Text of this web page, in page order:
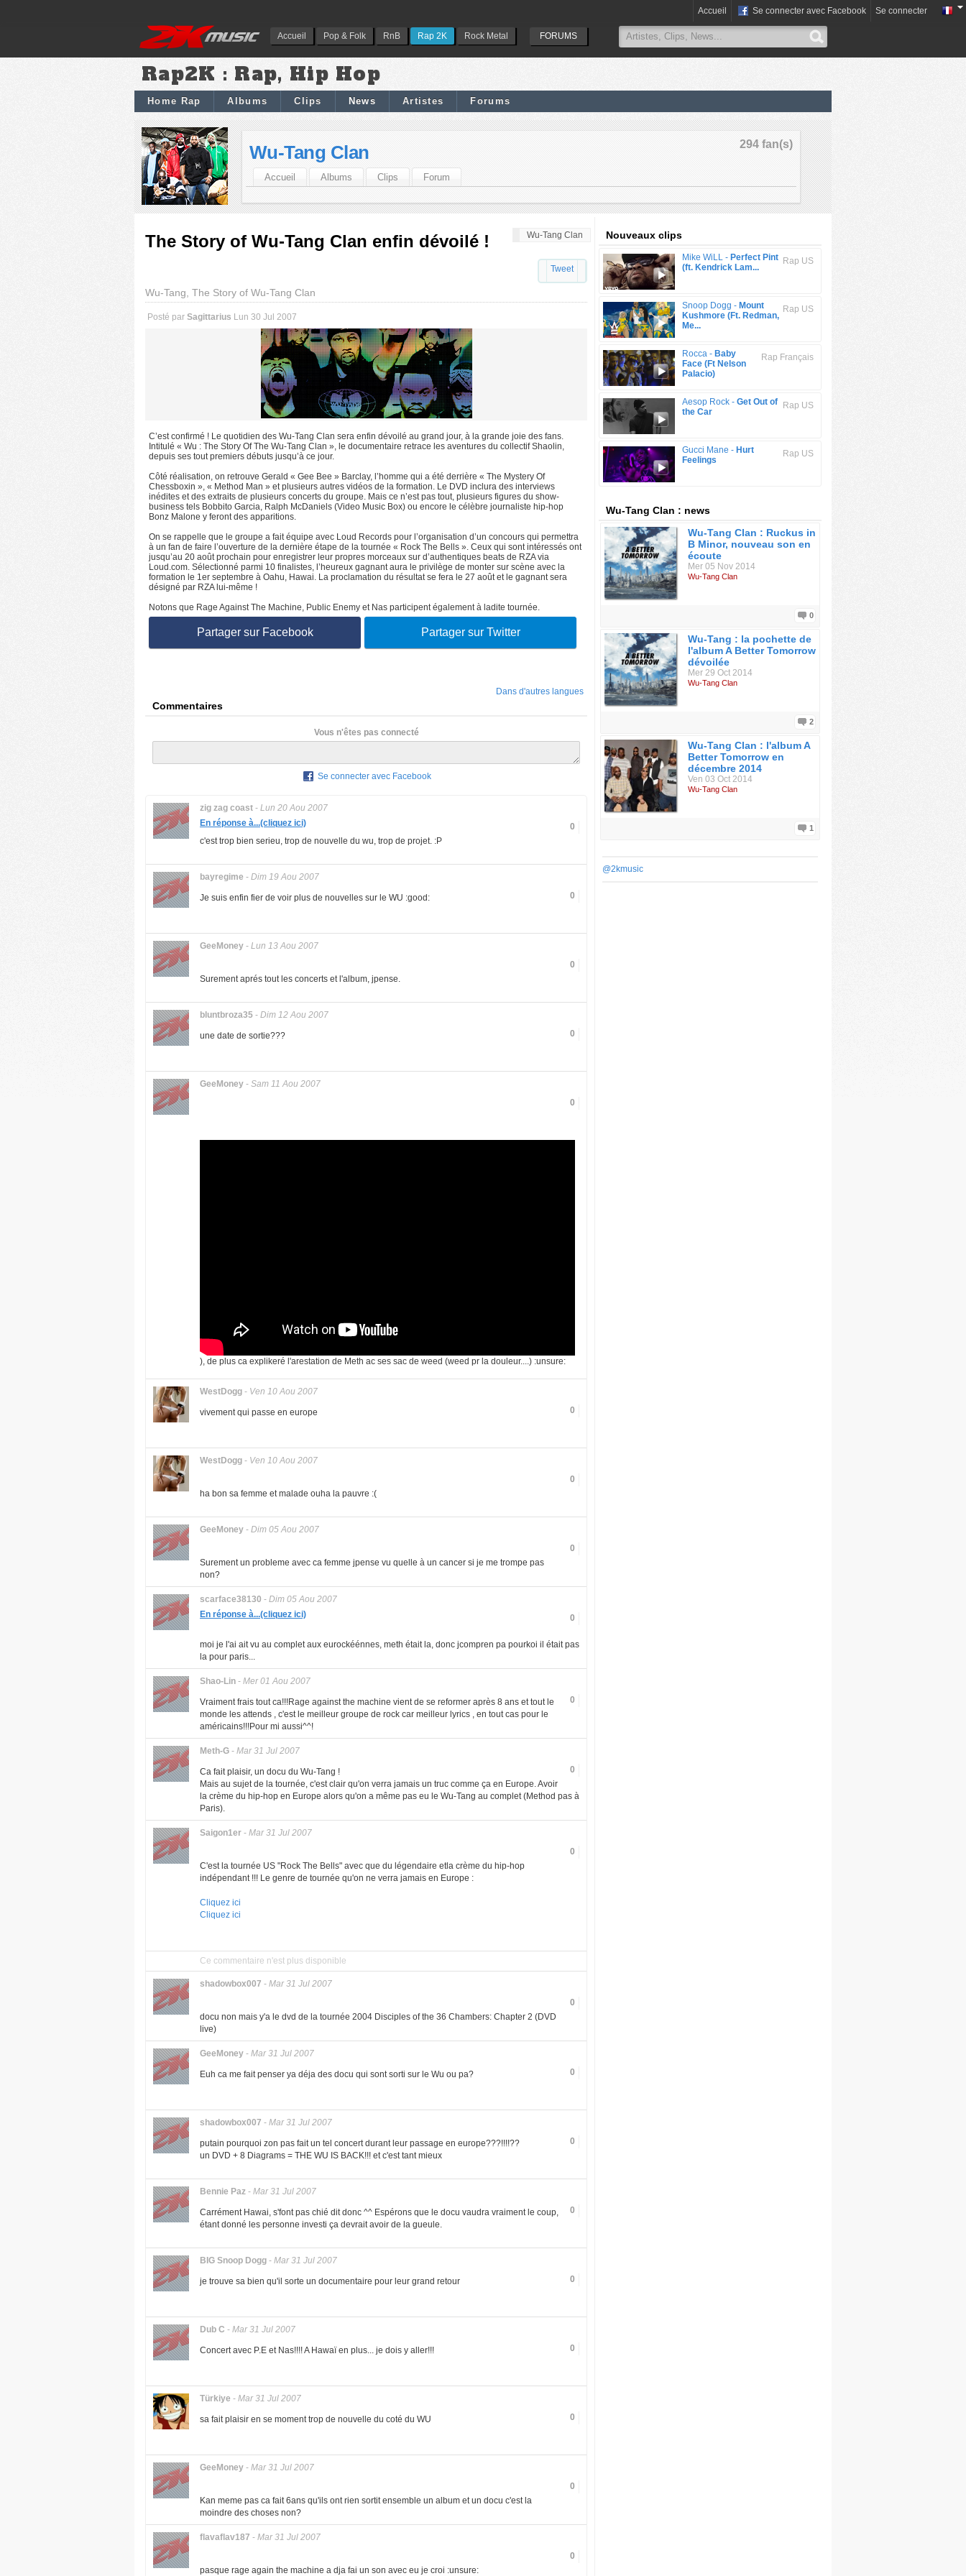
Accueil Pop & Folk RnB Rap 2K Rock Metal FORUMS
Accueil Se connecter avec Facebook Se connecter
Rap2K : Rap, Hip Hop
Home Rap Albums Clips News Artistes Forums
294 fan(s)
Wu-Tang Clan
Accueil Albums Clips Forum
Wu-Tang Clan
The Story of Wu-Tang Clan enfin dévoilé !
Tweet
Wu-Tang, The Story of Wu-Tang Clan
Posté par Sagittarius Lun 30 Jul 2007
C’est confirmé ! Le quotidien des Wu-Tang Clan sera enfin dévoilé au grand jour, à la grande joie des fans.
Intitulé « Wu : The Story Of The Wu-Tang Clan », le documentaire retrace les aventures du collectif Shaolin,
depuis ses tout premiers débuts jusqu’à ce jour.
Côté réalisation, on retrouve Gerald « Gee Bee » Barclay, l’homme qui a été derrière « The Mystery Of
Chessboxin », « Method Man » et plusieurs autres vidéos de la formation. Le DVD inclura des interviews
inédites et des extraits de plusieurs concerts du groupe. Mais ce n’est pas tout, plusieurs figures du show-
business tels Bobbito Garcia, Ralph McDaniels (Video Music Box) ou encore le célèbre journaliste hip-hop
Bonz Malone y feront des apparitions.
On se rappelle que le groupe a fait équipe avec Loud Records pour l’organisation d’un concours qui permettra
à un fan de faire l’ouverture de la dernière étape de la tournée « Rock The Bells ». Ceux qui sont intéressés ont
jusqu’au 20 août prochain pour enregistrer leur propres morceaux sur d’authentiques beats de RZA via
Loud.com. Sélectionné parmi 10 finalistes, l’heureux gagnant aura le privilège de monter sur scène avec la
formation le 1er septembre à Oahu, Hawai. La proclamation du résultat se fera le 27 août et le gagnant sera
désigné par RZA lui-même !
Notons que Rage Against The Machine, Public Enemy et Nas participent également à ladite tournée.
Partager sur Facebook Partager sur Twitter
Dans d'autres langues
Commentaires
Vous n'êtes pas connecté
Se connecter avec Facebook
zig zag coast - Lun 20 Aou 2007
0
En réponse à...(cliquez ici)
c'est trop bien serieu, trop de nouvelle du wu, trop de projet. :P
bayregime - Dim 19 Aou 2007
0
Je suis enfin fier de voir plus de nouvelles sur le WU :good:
GeeMoney - Lun 13 Aou 2007
0
Surement aprés tout les concerts et l'album, jpense.
bluntbroza35 - Dim 12 Aou 2007
0
une date de sortie???
GeeMoney - Sam 11 Aou 2007
0
), de plus ca explikeré l'arestation de Meth ac ses sac de weed (weed pr la douleur....) :unsure:
WestDogg - Ven 10 Aou 2007
0
vivement qui passe en europe
WestDogg - Ven 10 Aou 2007
0
ha bon sa femme et malade ouha la pauvre :(
GeeMoney - Dim 05 Aou 2007
0
Surement un probleme avec ca femme jpense vu quelle à un cancer si je me trompe pas
non?
scarface38130 - Dim 05 Aou 2007
0
En réponse à...(cliquez ici)
moi je l'ai ait vu au complet aux eurockéénnes, meth était la, donc jcompren pa pourkoi il était pas
la pour paris...
Shao-Lin - Mer 01 Aou 2007
0
Vraiment frais tout ca!!!Rage against the machine vient de se reformer après 8 ans et tout le
monde les attends , c'est le meilleur groupe de rock car meilleur lyrics , en tout cas pour le
américains!!!Pour mi aussi^^!
Meth-G - Mar 31 Jul 2007
0
Ca fait plaisir, un docu du Wu-Tang !
Mais au sujet de la tournée, c'est clair qu'on verra jamais un truc comme ça en Europe. Avoir
la crème du hip-hop en Europe alors qu'on a même pas eu le Wu-Tang au complet (Method pas à
Paris).
Saigon1er - Mar 31 Jul 2007
0
C'est la tournée US "Rock The Bells" avec que du légendaire etla crème du hip-hop
indépendant !!! Le genre de tournée qu'on ne verra jamais en Europe :
Cliquez ici
Cliquez ici
Ce commentaire n'est plus disponible
shadowbox007 - Mar 31 Jul 2007
0
docu non mais y'a le dvd de la tournée 2004 Disciples of the 36 Chambers: Chapter 2 (DVD
live)
GeeMoney - Mar 31 Jul 2007
0
Euh ca me fait penser ya déja des docu qui sont sorti sur le Wu ou pa?
shadowbox007 - Mar 31 Jul 2007
0
putain pourquoi zon pas fait un tel concert durant leur passage en europe???!!!!??
un DVD + 8 Diagrams = THE WU IS BACK!!! et c'est tant mieux
Bennie Paz - Mar 31 Jul 2007
0
Carrément Hawai, s'font pas chié dit donc ^^ Espérons que le docu vaudra vraiment le coup,
étant donné les personne investi ça devrait avoir de la gueule.
BIG Snoop Dogg - Mar 31 Jul 2007
0
je trouve sa bien qu'il sorte un documentaire pour leur grand retour
Dub C - Mar 31 Jul 2007
0
Concert avec P.E et Nas!!!! A Hawaï en plus... je dois y aller!!!
Türkiye - Mar 31 Jul 2007
0
sa fait plaisir en se moment trop de nouvelle du coté du WU
GeeMoney - Mar 31 Jul 2007
0
Kan meme pas ca fait 6ans qu'ils ont rien sortit ensemble un album et un docu c'est la
moindre des choses non?
flavaflav187 - Mar 31 Jul 2007
0
pasque rage again the machine a dja fai un son avec eu je croi :unsure:
Nouveaux clips
Rap US
Mike WiLL - Perfect Pint
(ft. Kendrick Lam...
Rap US
Snoop Dogg - Mount
Kushmore (Ft. Redman,
Me...
Rap Français
Rocca - Baby
Face (Ft Nelson
Palacio)
Rap US
Aesop Rock - Get Out of
the Car
Rap US
Gucci Mane - Hurt
Feelings
Wu-Tang Clan : news
Wu-Tang Clan : Ruckus in
B Minor, nouveau son en
écoute
Mer 05 Nov 2014
Wu-Tang Clan
0
Wu-Tang : la pochette de
l'album A Better Tomorrow
dévoilée
Mer 29 Oct 2014
Wu-Tang Clan
2
Wu-Tang Clan : l'album A
Better Tomorrow en
décembre 2014
Ven 03 Oct 2014
Wu-Tang Clan
1
@2kmusic